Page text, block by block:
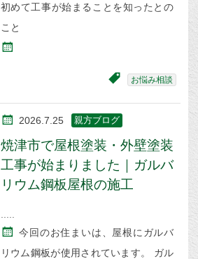
初めて工事が始まることを知ったとの
こと
お悩み相談
2026.7.25 親方ブログ
焼津市で屋根塗装・外壁塗装
工事が始まりました｜ガルバ
リウム鋼板屋根の施工
今回のお住まいは、屋根にガルバ
リウム鋼板が使用されています。 ガル